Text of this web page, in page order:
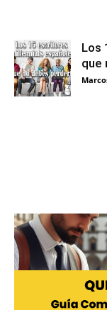
Los
que